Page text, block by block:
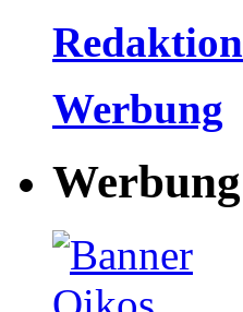
Redaktion
Werbung
Werbung